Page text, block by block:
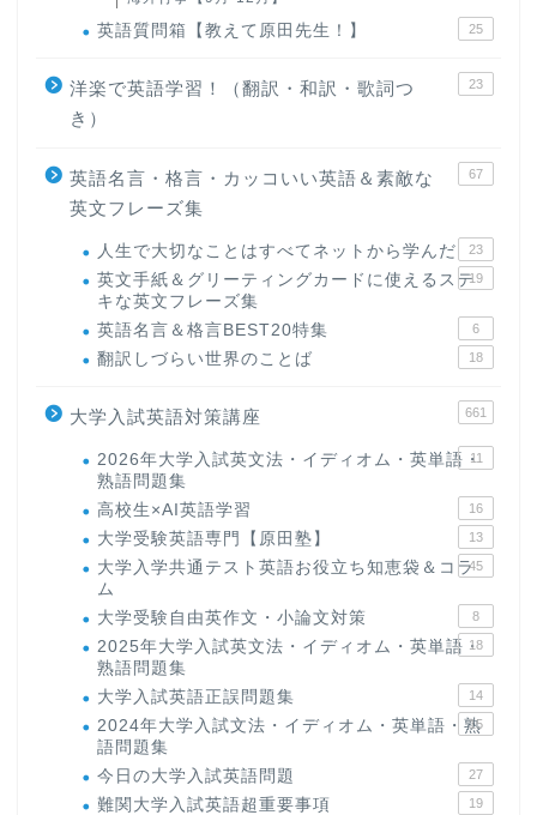
英語質問箱【教えて原田先生！】 25
洋楽で英語学習！（翻訳・和訳・歌詞つ
き）
23
英語名言・格言・カッコいい英語＆素敵な
英文フレーズ集
67
人生で大切なことはすべてネットから学んだ 23
英文手紙＆グリーティングカードに使えるステ
キな英文フレーズ集
19
英語名言＆格言BEST20特集 6
翻訳しづらい世界のことば 18
大学入試英語対策講座 661
2026年大学入試英文法・イディオム・英単語・
熟語問題集
11
高校生×AI英語学習 16
大学受験英語専門【原田塾】 13
大学入学共通テスト英語お役立ち知恵袋＆コラ
ム
45
大学受験自由英作文・小論文対策 8
2025年大学入試英文法・イディオム・英単語・
熟語問題集
18
大学入試英語正誤問題集 14
2024年大学入試文法・イディオム・英単語・熟
語問題集
15
今日の大学入試英語問題 27
難関大学入試英語超重要事項 19